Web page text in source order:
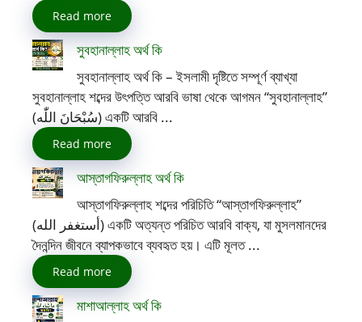
Read more
সুবহানাল্লাহ অর্থ কি
সুবহানাল্লাহ অর্থ কি – ইসলামী দৃষ্টিতে সম্পূর্ণ ব্যাখ্যা
সুবহানাল্লাহ শব্দের উৎপত্তি আরবি ভাষা থেকে আগমন “সুবহানাল্লাহ”
(سُبْحَانَ اللّٰه) একটি আরবি ...
Read more
আস্তাগফিরুল্লাহ অর্থ কি
আস্তাগফিরুল্লাহ শব্দের পরিচিতি “আস্তাগফিরুল্লাহ”
(أستغفر الله) একটি অত্যন্ত পরিচিত আরবি বাক্য, যা মুসলমানদের
দৈনন্দিন জীবনে ব্যাপকভাবে ব্যবহৃত হয়। এটি মূলত ...
Read more
মাশাআল্লাহ অর্থ কি